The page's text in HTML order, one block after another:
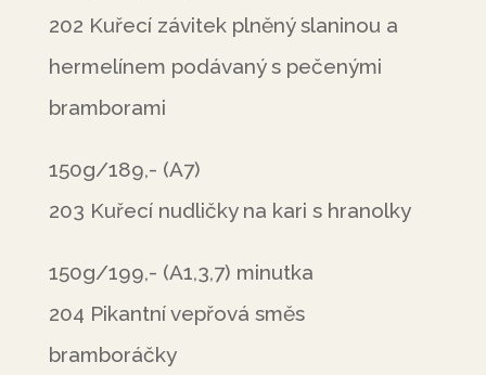
202 Kuřecí závitek plněný slaninou a
hermelínem podávaný s pečenými
bramborami
150g/189,- (A7)
203 Kuřecí nudličky na kari s hranolky
150g/199,- (A1,3,7) minutka
204 Pikantní vepřová směs
bramboráčky